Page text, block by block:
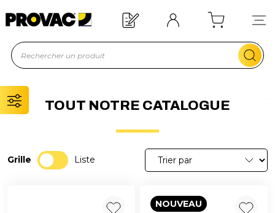
Offre de bienvenue : 20€ offerts !
En savoir plus
TOUT NOTRE CATALOGUE
Grille Liste
NOUVEAU